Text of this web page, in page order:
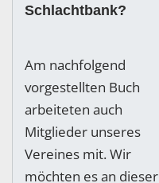
Schlachtbank?
Am nachfolgend
vorgestellten Buch
arbeiteten auch
Mitglieder unseres
Vereines mit. Wir
möchten es an dieser